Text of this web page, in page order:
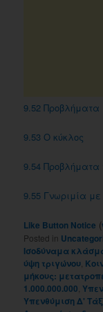
9.52 Προβλήματα
9.53 O κύκλος
9.54 Προβλήματα
9.55 Γνωριμία
Like Button Notice (
Posted in
Iσοδύναμα
ύψη τριγώνου
μήκους:
1.000.000.000
Yπενθύμιση Δ'